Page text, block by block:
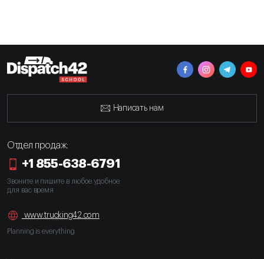
Написать нам
Отдел продаж:
+1 855-638-6791
Звоните и пишите в любое удобное
для вас время
www.trucking42.com
Planning is everything